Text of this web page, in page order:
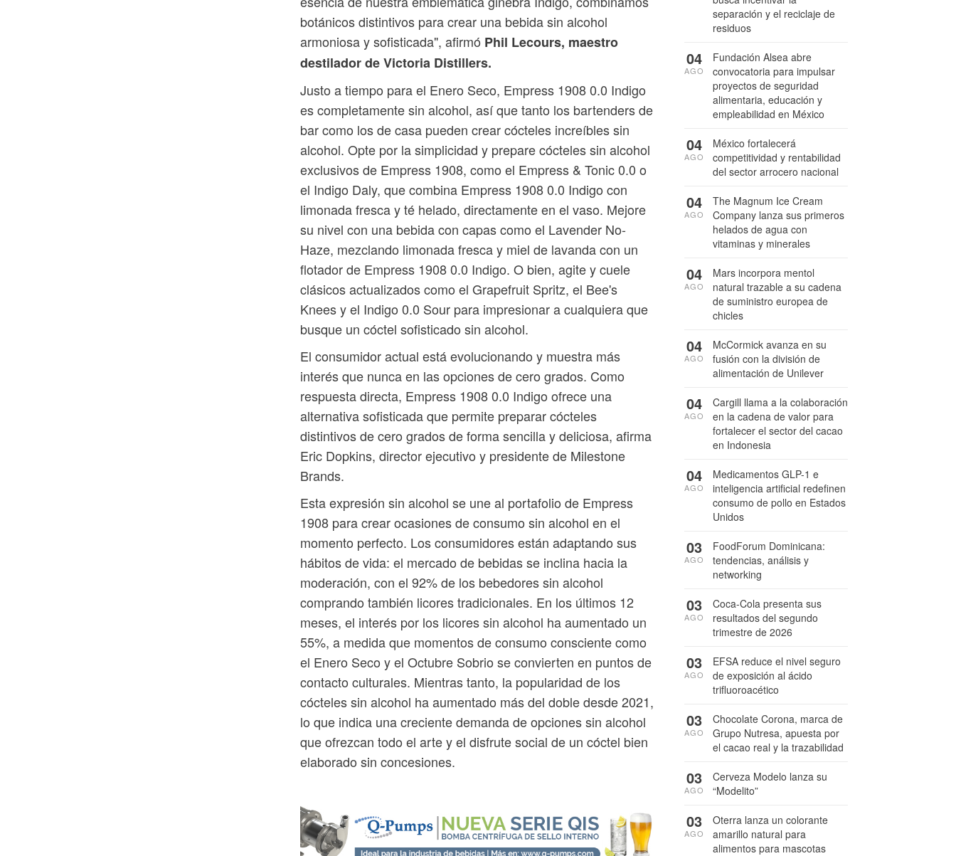
botánicos distintivos para crear una bebida sin alcohol
armoniosa y sofisticada", afirmó Phil Lecours, maestro
destilador de Victoria Distillers.
Justo a tiempo para el Enero Seco, Empress 1908 0.0 Indigo
es completamente sin alcohol, así que tanto los bartenders de
bar como los de casa pueden crear cócteles increíbles sin
alcohol. Opte por la simplicidad y prepare cócteles sin alcohol
exclusivos de Empress 1908, como el Empress & Tonic 0.0 o
el Indigo Daly, que combina Empress 1908 0.0 Indigo con
limonada fresca y té helado, directamente en el vaso. Mejore
su nivel con una bebida con capas como el Lavender No-
Haze, mezclando limonada fresca y miel de lavanda con un
flotador de Empress 1908 0.0 Indigo. O bien, agite y cuele
clásicos actualizados como el Grapefruit Spritz, el Bee's
Knees y el Indigo 0.0 Sour para impresionar a cualquiera que
busque un cóctel sofisticado sin alcohol.
El consumidor actual está evolucionando y muestra más
interés que nunca en las opciones de cero grados. Como
respuesta directa, Empress 1908 0.0 Indigo ofrece una
alternativa sofisticada que permite preparar cócteles
distintivos de cero grados de forma sencilla y deliciosa, afirma
Eric Dopkins, director ejecutivo y presidente de Milestone
Brands.
Esta expresión sin alcohol se une al portafolio de Empress
1908 para crear ocasiones de consumo sin alcohol en el
momento perfecto. Los consumidores están adaptando sus
hábitos de vida: el mercado de bebidas se inclina hacia la
moderación, con el 92% de los bebedores sin alcohol
comprando también licores tradicionales. En los últimos 12
meses, el interés por los licores sin alcohol ha aumentado un
55%, a medida que momentos de consumo consciente como
el Enero Seco y el Octubre Sobrio se convierten en puntos de
contacto culturales. Mientras tanto, la popularidad de los
cócteles sin alcohol ha aumentado más del doble desde 2021,
lo que indica una creciente demanda de opciones sin alcohol
que ofrezcan todo el arte y el disfrute social de un cóctel bien
elaborado sin concesiones.
separación y el reciclaje de
residuos
Fundación Alsea abre
convocatoria para impulsar
proyectos de seguridad
alimentaria, educación y
empleabilidad en México
04
AGO
México fortalecerá
competitividad y rentabilidad
del sector arrocero nacional
04
AGO
The Magnum Ice Cream
Company lanza sus primeros
helados de agua con
vitaminas y minerales
04
AGO
Mars incorpora mentol
natural trazable a su cadena
de suministro europea de
chicles
04
AGO
McCormick avanza en su
fusión con la división de
alimentación de Unilever
04
AGO
Cargill llama a la colaboración
en la cadena de valor para
fortalecer el sector del cacao
en Indonesia
04
AGO
Medicamentos GLP-1 e
inteligencia artificial redefinen
consumo de pollo en Estados
Unidos
04
AGO
FoodForum Dominicana:
tendencias, análisis y
networking
03
AGO
Coca-Cola presenta sus
resultados del segundo
trimestre de 2026
03
AGO
EFSA reduce el nivel seguro
de exposición al ácido
trifluoroacético
03
AGO
Chocolate Corona, marca de
Grupo Nutresa, apuesta por
el cacao real y la trazabilidad
03
AGO
Cerveza Modelo lanza su
“Modelito”
03
AGO
Oterra lanza un colorante
amarillo natural para
alimentos para mascotas
03
AGO